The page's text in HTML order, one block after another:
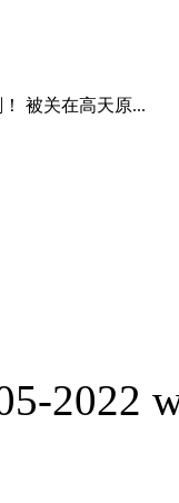
被关在高天原...
2022